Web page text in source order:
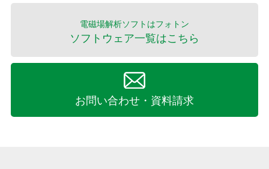
電磁場解析ソフトはフォトン
ソフトウェア一覧はこちら
お問い合わせ・資料請求